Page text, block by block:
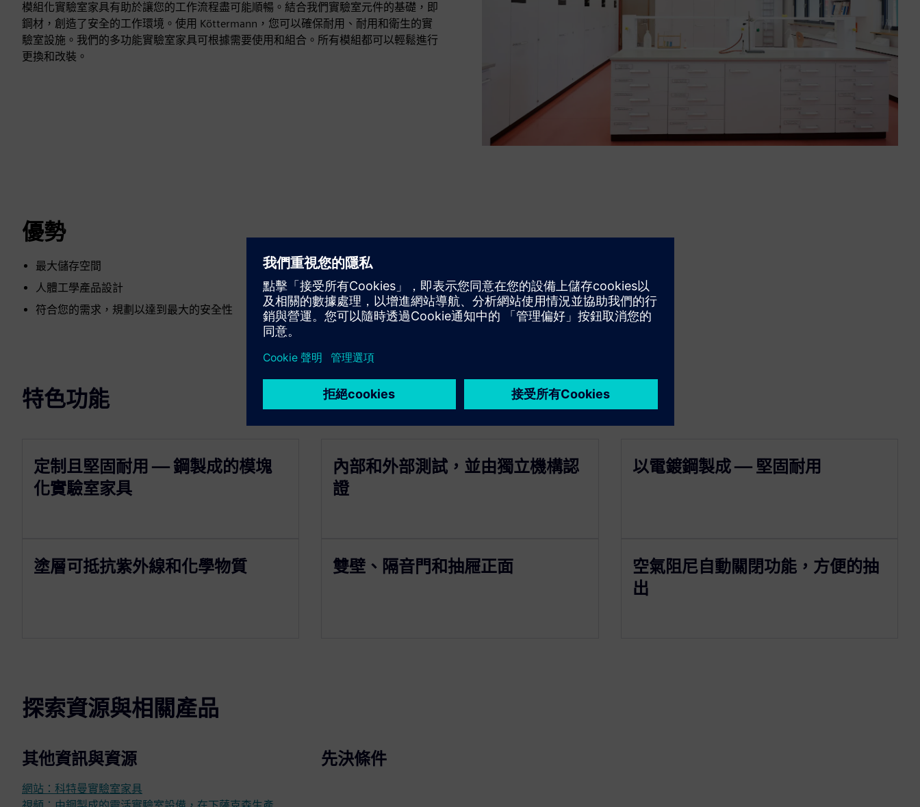
模組化實驗室家具有助於讓您的工作流程盡可能順暢。結合我們實驗室元件的基礎，即
鋼材，創造了安全的工作環境。使用 Köttermann，您可以確保耐用、耐用和衛生的實
驗室設施。我們的多功能實驗室家具可根據需要使用和組合。所有模組都可以輕鬆進行
更換和改裝。
優勢
最大儲存空間
人體工學產品設計
符合您的需求，規劃以達到最大的安全性
特色功能
定制且堅固耐用 — 鋼製成的模塊
化實驗室家具
內部和外部測試，並由獨立機構認
證
以電鍍鋼製成 — 堅固耐用
塗層可抵抗紫外線和化學物質 雙壁、隔音門和抽屜正面
空氣阻尼自動關閉功能，方便的抽
出
探索資源與相關產品
其他資訊與資源
網站：科特曼實驗室家具
先決條件